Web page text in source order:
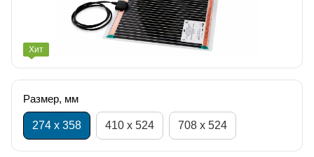
Хит
Размер, мм
274 х 358 410 х 524 708 х 524